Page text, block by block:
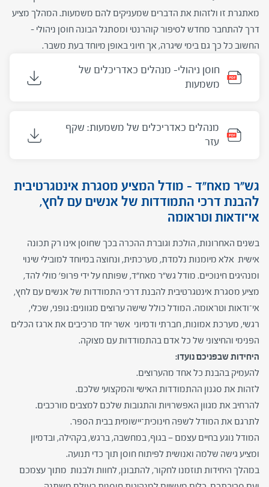
מאתגרת זו ולזהות את הדברים שמעניקים להם משמעות. המהלך מציע
דרך להתחבר מחדש לסיפור קוהרנטי ומסתגל הבונה חוסן ניהולי –
החשוב כל כך גם בימי שיגרה, אך חיוני באופן מיוחד בעת משבר.
חוסן ניהולי- מנהלים כאדריכלים של
משמעות
מנהלים כאדריכלים של משמעות: שקף
עזר
גש"ר מאח"ד – מודל המציע מסגרת אינטגרטיבית
להבנת דרכי התמודדות של אנשים עם לחץ,
אי־ודאות וטראומה
בשנים האחרונות, הולכת וגוברת ההכרה בכך שחוסן אינו רק תכונה
אישית אלא מיומנות נלמדת, מערכתית, ונחוצה במיוחד למובילי שינוי
ומנהיגים חינוכיים. מודל גש"ר מאח"ד, שפותח על ידי פרופ' מולי להד,
מציע מסגרת אינטגרטיבית להבנת דרכי התמודדות של אנשים עם לחץ,
אי־ודאות וטראומה. המודל כולל שישה ערוצים מגוונים: גופני, שכלי,
רגשי, מערכת אמונות, חברתי ודמיוני אשר יחד מרכיבים את ארגז הכלים
הפנימי והחיצוני של כל אדם בהתמודדות עם מצוקה.
היחידות שבפניכם נועדו:
להעמיק בהבנת כל אחד מהערוצים.
לזהות את סגנון ההתמודדות האישי והמקצועי שלכם.
להרחיב את מגוון האפשרויות והתגובות שלכם למצבים מורכבים.
לתרגם את המודל לשפה חינוכית־יישומית בבית הספר.
המודל נוגע בחיים עצמם — בגוף, במחשבה, ברגש, בקהילה, ובדמיון
ומציע גישה שלמה ואנושית לפיתוח חוסן תוך כדי תנועה.
במהלך היחידות תוזמנו לחקור, להתבונן, לחוות ולבנות מתוך עצמכם